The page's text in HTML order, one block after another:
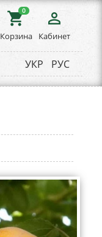
shopping_cart
0
Корзина
person_outline
Кабинет
УКР РУС